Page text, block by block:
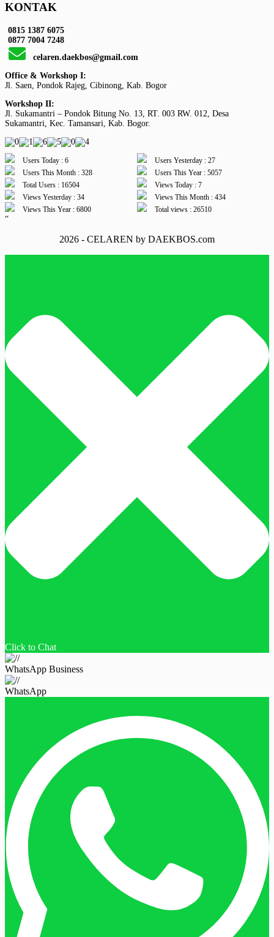
KONTAK
0815 1387 6075
0877 7004 7248
celaren.daekbos@gmail.com
Office & Workshop I:
Jl. Saen, Pondok Rajeg, Cibinong, Kab. Bogor
Workshop II:
Jl. Sukamantri – Pondok Bitung No. 13, RT. 003 RW. 012, Desa
Sukamantri, Kec. Tamansari, Kab. Bogor.
Users Today : 6
Users Yesterday : 27
Users This Month : 328
Users This Year : 5057
Total Users : 16504
Views Today : 7
Views Yesterday : 34
Views This Month : 434
Views This Year : 6800
Total views : 26510
“
2026 - CELAREN by DAEKBOS.com
Click to Chat
WhatsApp Business
WhatsApp